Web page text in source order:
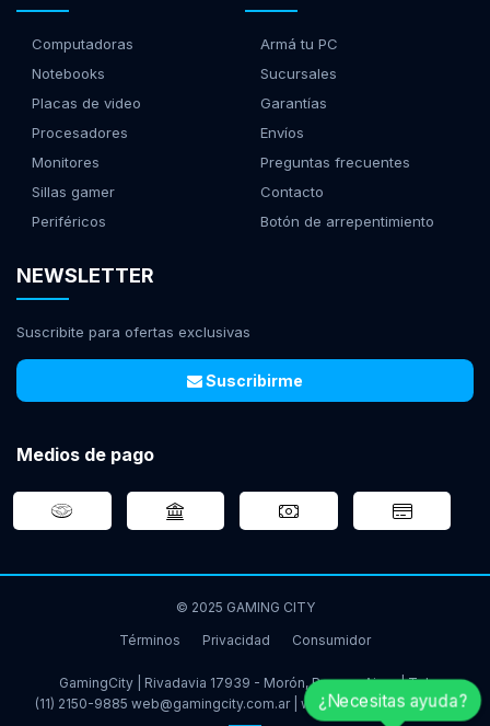
Computadoras
Notebooks
Placas de video
Procesadores
Monitores
Sillas gamer
Periféricos
Armá tu PC
Sucursales
Garantías
Envíos
Preguntas frecuentes
Contacto
Botón de arrepentimiento
NEWSLETTER
Suscribite para ofertas exclusivas
Suscribirme
Medios de pago
© 2025 GAMING CITY
Términos
Privacidad Consumidor
GamingCity | Rivadavia 17939 - Morón, Buenos Aires | Tel:
(11) 2150-9885 web@gamingcity.com.ar www.gamingcity.com.ar
¿Necesitas ayuda?